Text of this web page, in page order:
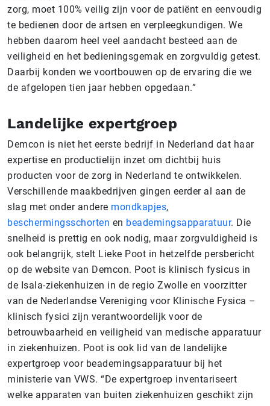
zorg, moet 100% veilig zijn voor de patiënt en eenvoudig
te bedienen door de artsen en verpleegkundigen. We
hebben daarom heel veel aandacht besteed aan de
veiligheid en het bedieningsgemak en zorgvuldig getest.
Daarbij konden we voortbouwen op de ervaring die we
de afgelopen tien jaar hebben opgedaan.”
Landelijke expertgroep
Demcon is niet het eerste bedrijf in Nederland dat haar
expertise en productielijn inzet om dichtbij huis
producten voor de zorg in Nederland te ontwikkelen.
Verschillende maakbedrijven gingen eerder al aan de
slag met onder andere mondkapjes,
beschermingsschorten en beademingsapparatuur. Die
snelheid is prettig en ook nodig, maar zorgvuldigheid is
ook belangrijk, stelt Lieke Poot in hetzelfde persbericht
op de website van Demcon. Poot is klinisch fysicus in
de Isala-ziekenhuizen in de regio Zwolle en voorzitter
van de Nederlandse Vereniging voor Klinische Fysica –
klinisch fysici zijn verantwoordelijk voor de
betrouwbaarheid en veiligheid van medische apparatuur
in ziekenhuizen. Poot is ook lid van de landelijke
expertgroep voor beademingsapparatuur bij het
ministerie van VWS. “De expertgroep inventariseert
welke apparaten van buiten ziekenhuizen geschikt zijn